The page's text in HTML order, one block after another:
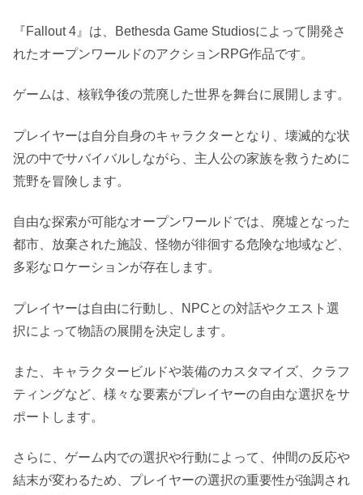
『Fallout 4』は、Bethesda Game Studiosによって開発さ
れたオープンワールドのアクションRPG作品です。
ゲームは、核戦争後の荒廃した世界を舞台に展開します。
プレイヤーは自分自身のキャラクターとなり、壊滅的な状
況の中でサバイバルしながら、主人公の家族を救うために
荒野を冒険します。
自由な探索が可能なオープンワールドでは、廃墟となった
都市、放棄された施設、怪物が徘徊する危険な地域など、
多彩なロケーションが存在します。
プレイヤーは自由に行動し、NPCとの対話やクエスト選
択によって物語の展開を決定します。
また、キャラクタービルドや装備のカスタマイズ、クラフ
ティングなど、様々な要素がプレイヤーの自由な選択をサ
ポートします。
さらに、ゲーム内での選択や行動によって、仲間の反応や
結末が変わるため、プレイヤーの選択の重要性が強調され